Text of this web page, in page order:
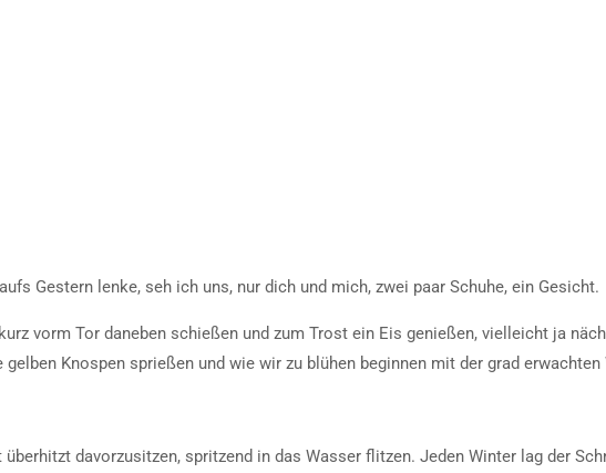
Gestern lenke, seh ich uns, nur dich und mich, zwei paar Schuhe, ein Gesicht.
vorm Tor daneben schießen und zum Trost ein Eis genießen, vielleicht ja
gelben Knospen sprießen und wie wir zu blühen beginnen mit der grad erwachten
davorzusitzen, spritzend in das Wasser flitzen. Jeden Winter lag der